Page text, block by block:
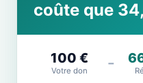
coûte que
100 €
Votre don
−